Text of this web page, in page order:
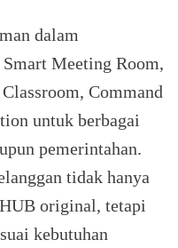
dalam
Meeting Room,
Command
untuk berbagai
pemerintahan.
tidak hanya
original, tetapi
kebutuhan